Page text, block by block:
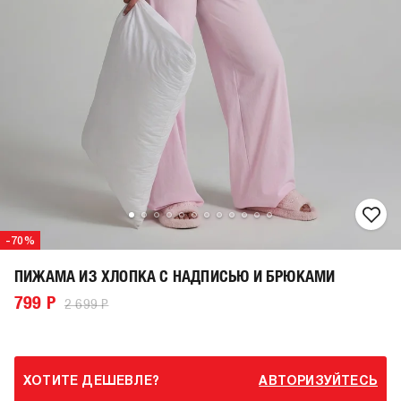
-70%
ПИЖАМА ИЗ ХЛОПКА С НАДПИСЬЮ И БРЮКАМИ
799 Р 2 699 Р
ХОТИТЕ ДЕШЕВЛЕ? АВТОРИЗУЙТЕСЬ